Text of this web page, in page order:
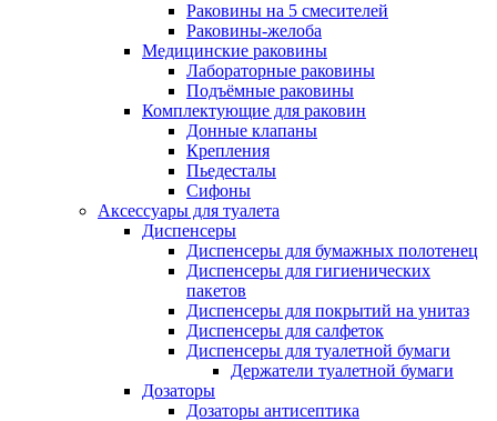
Раковины на 5 смесителей
Раковины-желоба
Медицинские раковины
Лабораторные раковины
Подъёмные раковины
Комплектующие для раковин
Донные клапаны
Крепления
Пьедесталы
Сифоны
Аксессуары для туалета
Диспенсеры
Диспенсеры для бумажных полотенец
Диспенсеры для гигиенических
пакетов
Диспенсеры для покрытий на унитаз
Диспенсеры для салфеток
Диспенсеры для туалетной бумаги
Держатели туалетной бумаги
Дозаторы
Дозаторы антисептика